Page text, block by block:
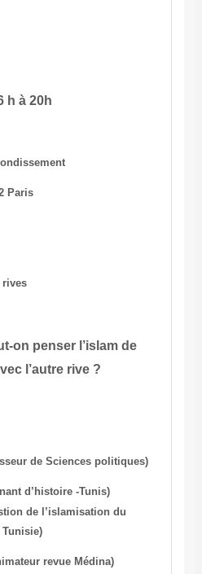
h à 20h
Paris
rives
on penser l’islam de
l’autre rive ?
de Sciences politiques)
d’histoire -Tunis)
de l’islamisation du
Tunisie)
revue Médina)